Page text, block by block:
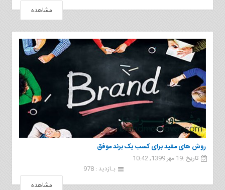
مشاهده
روش های مفید برای کسب یک برند موفق
تاریخ :19 مهر 1399, 10:42
بـازدید : 978
مشاهده